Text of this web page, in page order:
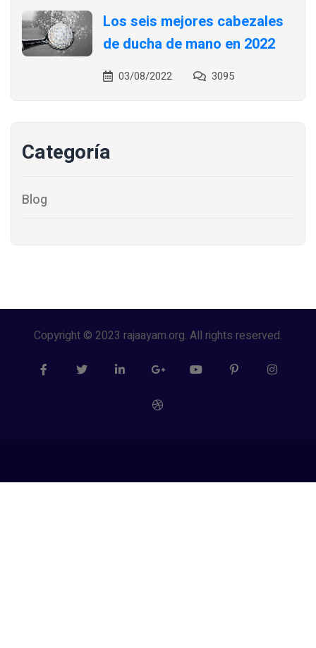
Los seis mejores cabezales
de ducha de mano en 2022
03/08/2022 3095
Categoría
Blog
Copyright © 2023 rajaayam.org. All rights reserved.